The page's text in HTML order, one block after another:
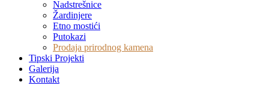
Nadstrešnice
Žardinjere
Etno mostići
Putokazi
Prodaja prirodnog kamena
Tipski Projekti
Galerija
Kontakt